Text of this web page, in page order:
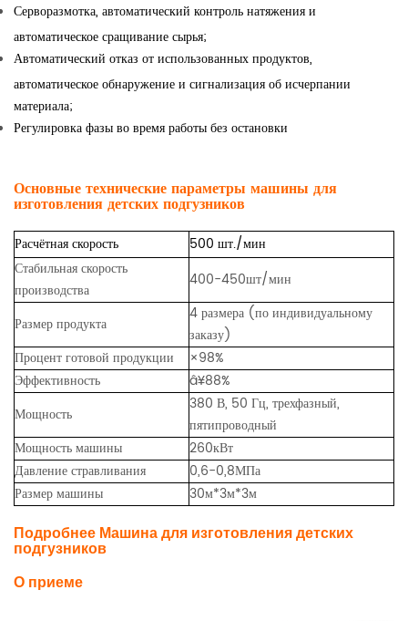
Серворазмотка, автоматический контроль натяжения и
автоматическое сращивание сырья;
Автоматический отказ от использованных продуктов,
автоматическое обнаружение и сигнализация об исчерпании
материала;
Регулировка фазы во время работы без остановки
Основные технические параметры машины для
изготовления детских подгузников
Расчётная скорость
500 шт./мин
Стабильная скорость
производства
400-450шт/мин
Размер продукта
4 размера (по индивидуальному
заказу)
Процент готовой продукции
×98%
Эффективность
â¥88%
Мощность
380 В, 50 Гц, трехфазный,
пятипроводный
Мощность машины
260кВт
Давление стравливания
0,6-0,8МПа
Размер машины
30м*3м*3м
Подробнее Машина для изготовления детских
подгузников
О приеме